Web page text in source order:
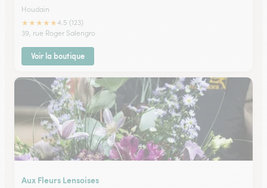
Houdain
★★★★★4.5 (123)
39, rue Roger Salengro
Voir la boutique
Aux Fleurs Lensoises